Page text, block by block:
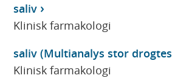
saliv
Klinisk farmakologi
saliv (Multianalys stor
Klinisk farmakologi